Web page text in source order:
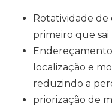
Rotatividade de
primeiro que sai
localização e
reduzindo a
priorização de